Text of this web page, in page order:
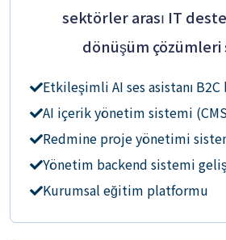
sektörler arası IT
dönüşüm çözümleri
Etkileşimli AI ses asistanı
AI içerik yönetim sistemi
Redmine proje yönetimi
Yönetim backend sistemi
Kurumsal eğitim platformu